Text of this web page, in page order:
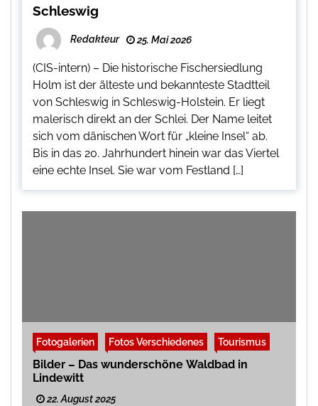
Schleswig
Redakteur 25. Mai 2026
(CIS-intern) – Die historische Fischersiedlung
Holm ist der älteste und bekannteste Stadtteil
von Schleswig in Schleswig-Holstein. Er liegt
malerisch direkt an der Schlei. Der Name leitet
sich vom dänischen Wort für „kleine Insel“ ab.
Bis in das 20. Jahrhundert hinein war das Viertel
eine echte Insel. Sie war vom Festland […]
Fotogalerien Fotos Verschiedenes Tourismus
Bilder – Das wunderschöne Waldbad in
Lindewitt
22. August 2025